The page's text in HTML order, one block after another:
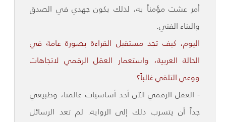
أمر عشت مؤمناً به، لذلك يكون جهدي في الصدق
والبناء الفني.
اليوم، كيف تجد مستقبل القراءة بصورة عامة في
الحالة العربية، واستعمار العقل الرقمي لاتجاهات
ووعي التلقي غالباً؟
- العقل الرقمي الآن أحد أساسيات عالمنا، وطبيعي
جداً أن يتسرب ذلك إلى الرواية. لم تعد الرسائل